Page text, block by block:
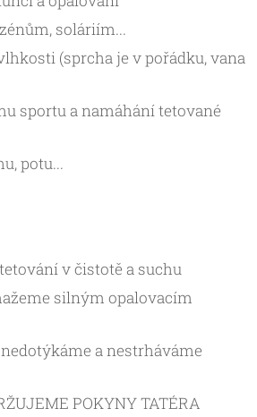
soláriím...
(sprcha je v pořádku, vana
sportu a namáhání tetované
potu...
v čistotě a suchu
silným opalovacím
a nestrháváme
POKYNY TATÉRA